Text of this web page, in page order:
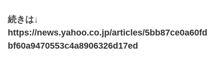
続きは↓
https://news.yahoo.co.jp/articles/5bb87ce0a60fd
bf60a9470553c4a8906326d17ed